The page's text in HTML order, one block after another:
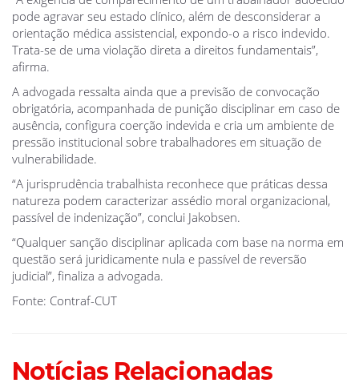
pode agravar seu estado clínico, além de desconsiderar a
orientação médica assistencial, expondo-o a risco indevido.
Trata-se de uma violação direta a direitos fundamentais”,
afirma.
A advogada ressalta ainda que a previsão de convocação
obrigatória, acompanhada de punição disciplinar em caso de
ausência, configura coerção indevida e cria um ambiente de
pressão institucional sobre trabalhadores em situação de
vulnerabilidade.
“A jurisprudência trabalhista reconhece que práticas dessa
natureza podem caracterizar assédio moral organizacional,
passível de indenização”, conclui Jakobsen.
“Qualquer sanção disciplinar aplicada com base na norma em
questão será juridicamente nula e passível de reversão
judicial”, finaliza a advogada.
Fonte: Contraf-CUT
Notícias Relacionadas